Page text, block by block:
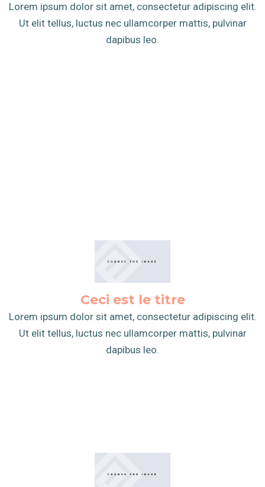
Lorem ipsum dolor sit amet, consectetur adipiscing elit.
Ut elit tellus, luctus nec ullamcorper mattis, pulvinar
dapibus leo.
Ceci est le titre
Lorem ipsum dolor sit amet, consectetur adipiscing elit.
Ut elit tellus, luctus nec ullamcorper mattis, pulvinar
dapibus leo.